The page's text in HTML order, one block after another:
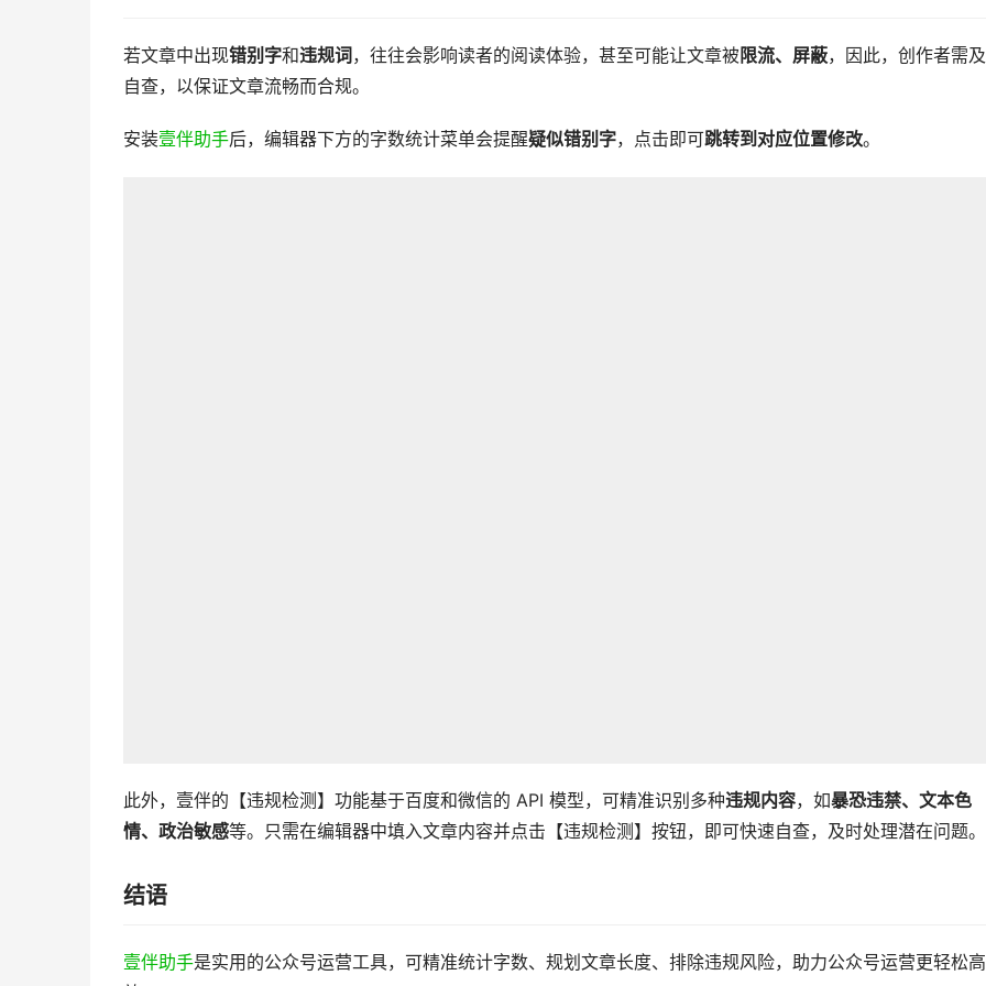
若文章中出现错别字和违规词 ，往往会影响读者的阅读体验，甚至可能让文章被限流、屏蔽，因此，创作者需
自查，以保证文章流畅而合规。
安装壹伴助手后，编辑器下方的字数统计菜单会提醒疑似错别字，点击即可跳转到对应位置修改。
此外，壹伴的【违规检测】功能基于百度和微信的 API 模型，可精准识别多种违规内容，如暴恐违禁、文本色
情、政治敏感等。只需在编辑器中填入文章内容并点击【违规检测】按钮，即可快速自查，及时处理潜在问题。
结语
壹伴助手是实用的公众号运营工具，可精准统计字数、规划文章长度、排除违规风险，助力公众号运营更轻松高